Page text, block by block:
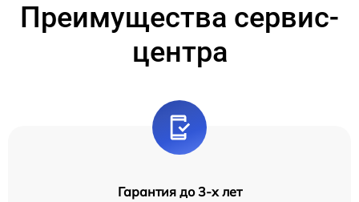
Преимущества сервис-
центра
Гарантия до 3-х лет